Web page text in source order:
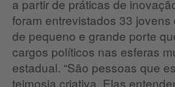
a partir de práticas de
foram entrevistados 33
de pequeno e grande porte
cargos políticos nas esferas
estadual. “São pessoas que
teimosia criativa. Elas